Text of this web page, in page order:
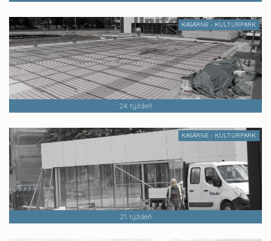
KASÁRNE - KULTURPARK
24. týždeň
KASÁRNE - KULTURPARK
21. týždeň